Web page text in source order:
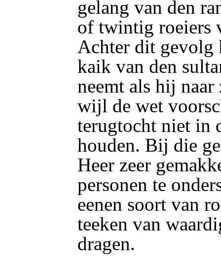
gelang van den
of twintig roeiers
Achter dit gevolg
kaik van den
neemt als hij
wijl de wet
terugtocht niet in
houden. Bij die
Heer zeer
personen te
eenen soort van
teeken van
dragen.